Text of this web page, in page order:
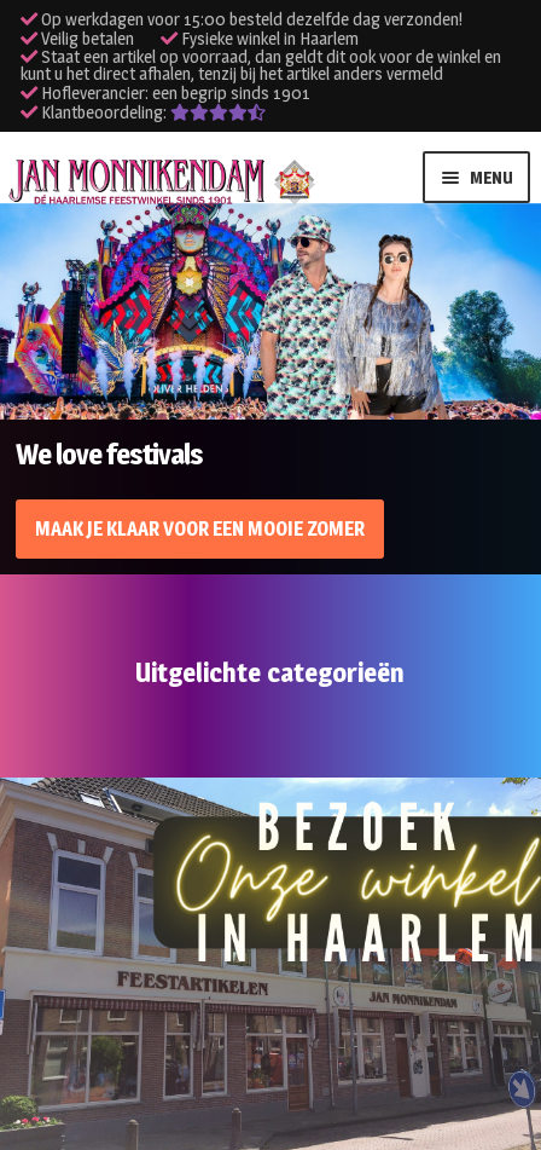
Op werkdagen voor 15:00 besteld dezelfde dag verzonden!
Veilig betalen
Fysieke winkel in Haarlem
Staat een artikel op voorraad, dan geldt dit ook voor de winkel en
kunt u het direct afhalen, tenzij bij het artikel anders vermeld
Hofleverancier: een begrip sinds 1901
Klantbeoordeling:
Ga
door
naar
navigatie
Ga
naar
inhoud
MENU
Verhuur kleding
Verhuur apparatuur
Onze winkel
Klantenservice
Inloggen
We love festivals
MAAK JE KLAAR VOOR EEN MOOIE ZOMER
Uitgelichte categorieën